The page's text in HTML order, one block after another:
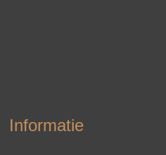
Informatie